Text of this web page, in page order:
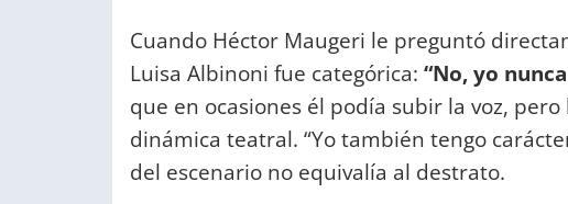
Cuando Héctor Maugeri le preguntó
Luisa Albinoni fue categórica: “No, yo
que en ocasiones él podía subir la voz,
dinámica teatral. “Yo también tengo
del escenario no equivalía al destrato.